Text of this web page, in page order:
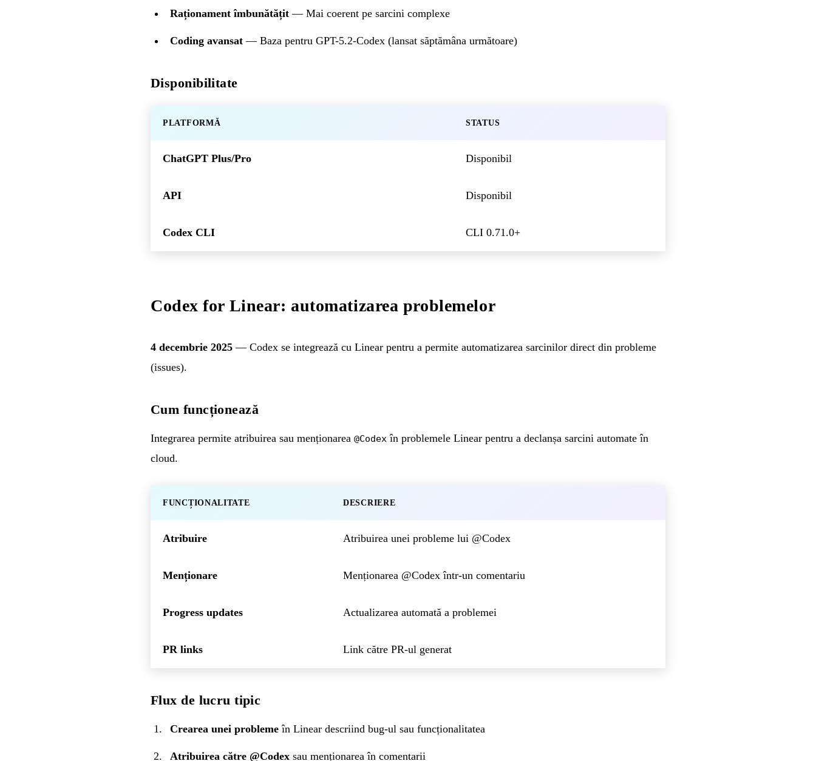
Raționament îmbunătățit — Mai coerent pe sarcini complexe
Coding avansat — Baza pentru GPT-5.2-Codex (lansat săptămâna următoare)
Disponibilitate
PLATFORMĂ STATUS
ChatGPT Plus/Pro Disponibil
API Disponibil
Codex CLI CLI 0.71.0+
Codex for Linear: automatizarea problemelor
4 decembrie 2025 — Codex se integrează cu Linear pentru a permite automatizarea sarcinilor direct din probleme
(issues).
Cum funcționează
Integrarea permite atribuirea sau menționarea @Codex în problemele Linear pentru a declanșa sarcini automate în
cloud.
FUNCȚIONALITATE DESCRIERE
Atribuire Atribuirea unei probleme lui @Codex
Menționare Menționarea @Codex într-un comentariu
Progress updates Actualizarea automată a problemei
PR links Link către PR-ul generat
Flux de lucru tipic
Crearea unei probleme în Linear descriind bug-ul sau funcționalitatea
Atribuirea către @Codex sau menționarea în comentarii